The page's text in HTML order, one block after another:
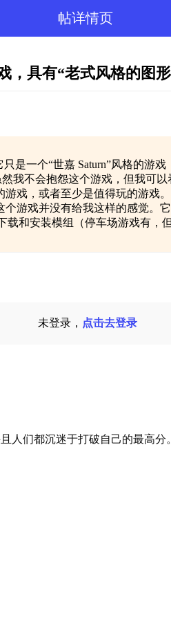
帖详情页
具有“老式风格的图形
是一个“世嘉 Saturn”风格的游
我不会抱怨这个游戏，但我可
戏，或者至少是值得玩的游戏
游戏并没有给我这样的感觉。
和安装模组（停车场游戏有
未登录， 点击去登录
人们都沉迷于打破自己的最高分。